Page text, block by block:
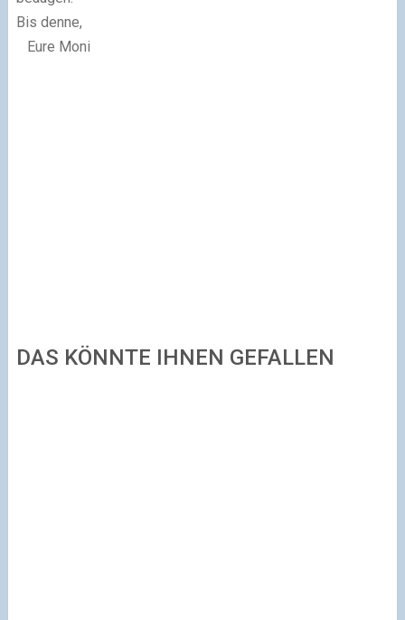
Bis denne,
Eure Moni
DAS KÖNNTE IHNEN GEFALLEN